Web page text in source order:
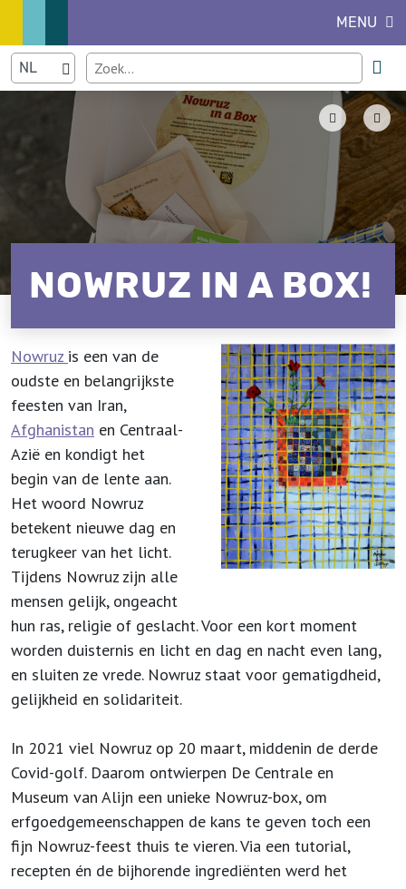
MENU
NOWRUZ IN A BOX!
Nowruz is een van de
oudste en belangrijkste
feesten van Iran,
Afghanistan en Centraal-
Azië en kondigt het
begin van de lente aan.
Het woord Nowruz
betekent nieuwe dag en
terugkeer van het licht.
Tijdens Nowruz zijn alle
mensen gelijk, ongeacht
hun ras, religie of geslacht. Voor een kort moment
worden duisternis en licht en dag en nacht even lang,
en sluiten ze vrede. Nowruz staat voor gematigdheid,
gelijkheid en solidariteit.
In 2021 viel Nowruz op 20 maart, middenin de derde
Covid-golf. Daarom ontwierpen De Centrale en
Museum van Alijn een unieke Nowruz-box, om
erfgoedgemeenschappen de kans te geven toch een
fijn Nowruz-feest thuis te vieren. Via een tutorial,
recepten én de bijhorende ingrediënten werd het